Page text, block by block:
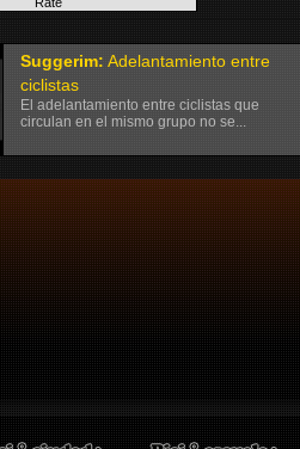
Suggerim: Adelantamiento entre
ciclistas
El adelantamiento entre ciclistas que
circulan en el mismo grupo no se...